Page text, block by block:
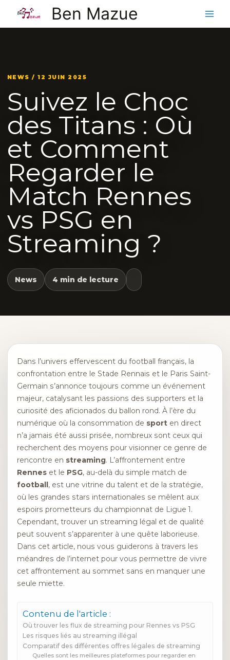
contenu
Ben Mazue
NEWS / 12 JUIN 2025
Suivez le Choc
des Titans : Où
et Comment
Regarder le
Match Rennes
vs PSG en
Streaming ?
News 4 min de lecture
Dans l’univers effervescent du football français, la
confrontation entre le Stade Rennais et le Paris Saint-
Germain s’annonce toujours comme un événement
majeur, catalysant les passions des supporters et la
curiosité des aficionados du ballon rond. À l’ère du
numérique où la consommation de sport en direct
n’a jamais été aussi prisée, nombreux sont ceux qui
recherchent des moyens pour visionner ce genre de
rencontre en streaming. L’affrontement entre
Rennes et le PSG, au-delà du simple match de
football, est une vitrine du talent et de la stratégie,
où les grandes stars internationales se mêlent aux
espoirs prometteurs du championnat de Ligue 1.
Cependant, trouver un streaming légal et de qualité
peut souvent s’apparenter à une quête laborieuse.
Dans cet article, nous vous guiderons à travers les
méandres de l’internet pour vous permettre de vivre
cet affrontement au sommet sans en manquer une
seule miette.
Contenu de l'article :
Où trouver les flux de streaming pour Rennes vs PSG
Les risques liés au streaming illégal
Comparatif des différentes offres légales de streaming
Quelles sont les meilleures plateformes pour regarder en